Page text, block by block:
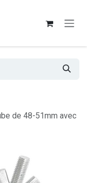
de 48-51mm avec